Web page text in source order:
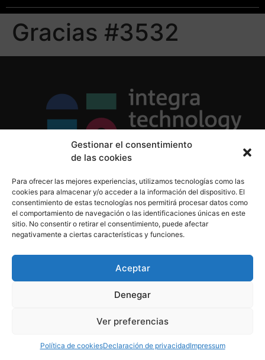
Gestionar el consentimiento
de las cookies
Para ofrecer las mejores experiencias, utilizamos tecnologías como las
cookies para almacenar y/o acceder a la información del dispositivo. El
consentimiento de estas tecnologías nos permitirá procesar datos como
el comportamiento de navegación o las identificaciones únicas en este
sitio. No consentir o retirar el consentimiento, puede afectar
negativamente a ciertas características y funciones.
Aceptar
Denegar
Ver preferencias
Política de cookiesDeclaración de privacidadImpressum
Gracias #3532
Política de Cookies
Aviso Legal
910 607 564
derechos reservados